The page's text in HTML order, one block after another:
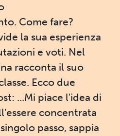
Come fare?
la sua esperienza
e voti. Nel
racconta il suo
Ecco due
...Mi piace l'idea di
concentrata
passo, sappia